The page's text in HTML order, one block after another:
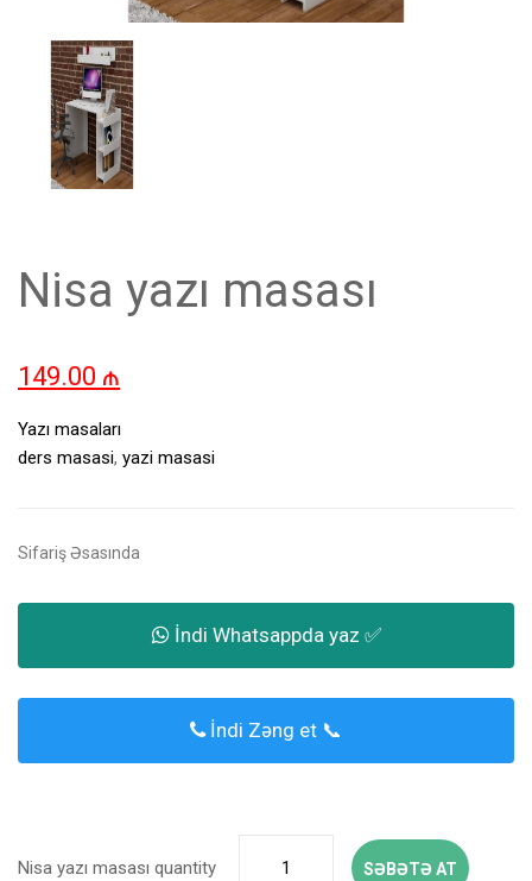
Nisa yazı masası
149.00 ₼
Yazı masaları
ders masasi, yazi masasi
Sifariş Əsasında
İndi Whatsappda yaz ✅
İndi Zəng et 📞
Nisa yazı masası quantity SƏBƏTƏ AT